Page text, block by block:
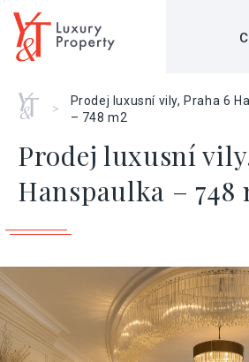
Home
>
Prodej luxusní vily, Praha 6
– 748 m2
Prodej luxusní
Hanspaulka – 748